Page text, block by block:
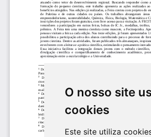
O nosso site
cookies
Este site utiliza